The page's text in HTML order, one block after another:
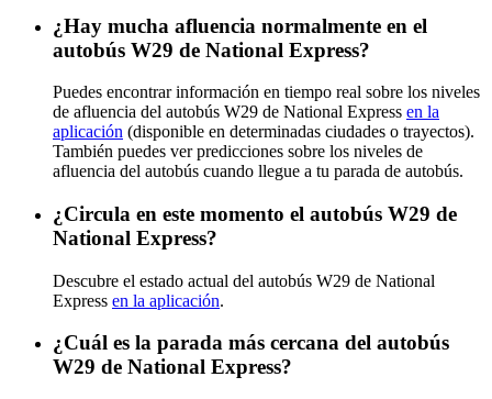
¿Hay mucha afluencia normalmente en el
autobús W29 de National Express?
Puedes encontrar información en tiempo real sobre los niveles
de afluencia del autobús W29 de National Express en la
aplicación (disponible en determinadas ciudades o trayectos).
También puedes ver predicciones sobre los niveles de
afluencia del autobús cuando llegue a tu parada de autobús.
¿Circula en este momento el autobús W29 de
National Express?
Descubre el estado actual del autobús W29 de National
Express en la aplicación.
¿Cuál es la parada más cercana del autobús
W29 de National Express?